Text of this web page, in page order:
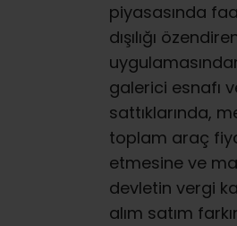
piyasasında
dışılığı
galerici esnafı
sattıklarında,
toplam araç
etmesine ve
devletin vergi
alım satım